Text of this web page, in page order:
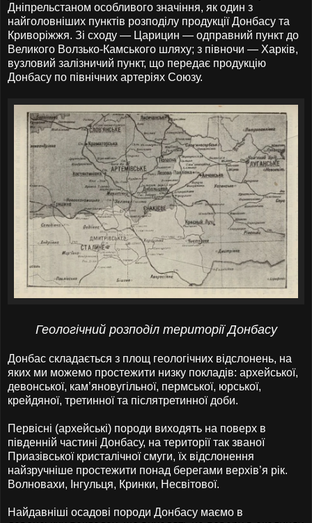
Дніпрельстаном особливого значіння, як один з
найголовніших пунктів розподілу продукції Донбасу та
Криворіжжя. Зі сходу — Царицин — одправний пункт до
Великого Волзько-Камського шляху; з півночи — Харків,
вузловий залізничий пункт, що передає продукцію
Донбасу по північних артеріях Союзу.
Геологічний розподіл території Донбасу
Донбас складається з площ геологічних відслонень, на
яких ми можемо простежити низку покладів: архейської,
девонської, кам’яновугільної, пермської, юрської,
крейдяної, третинної та післятретинної доби.
Первісні (архейські) породи виходять на поверх в
південній частині Донбасу, на території так званої
Приазівської кристалічної смуги, їх відслонення
найзручніше простежити понад берегами верхів’я рік.
Волновахи, Інгульця, Кринки, Несвітової.
Найдавніші осадові породи Донбасу маємо в